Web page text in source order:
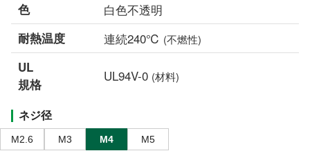
色 白色不透明
耐熱温度 連続240℃ (不燃性)
UL
規格
UL94V-0 (材料)
ネジ径
M2.6 M3 M4 M5